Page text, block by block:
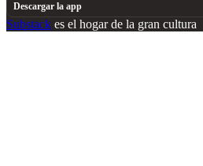
Descargar la app
Substack es el hogar de la gran cultura